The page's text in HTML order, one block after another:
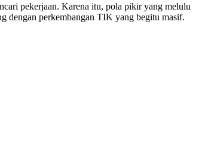
pekerjaan. Karena itu, pola pikir yang melulu
dengan perkembangan TIK yang begitu masif.